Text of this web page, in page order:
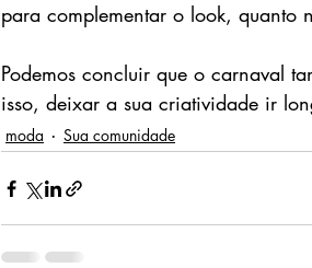
para complementar o look, quanto
Podemos concluir que o carnaval
isso, deixar a sua criatividade ir
moda Sua comunidade